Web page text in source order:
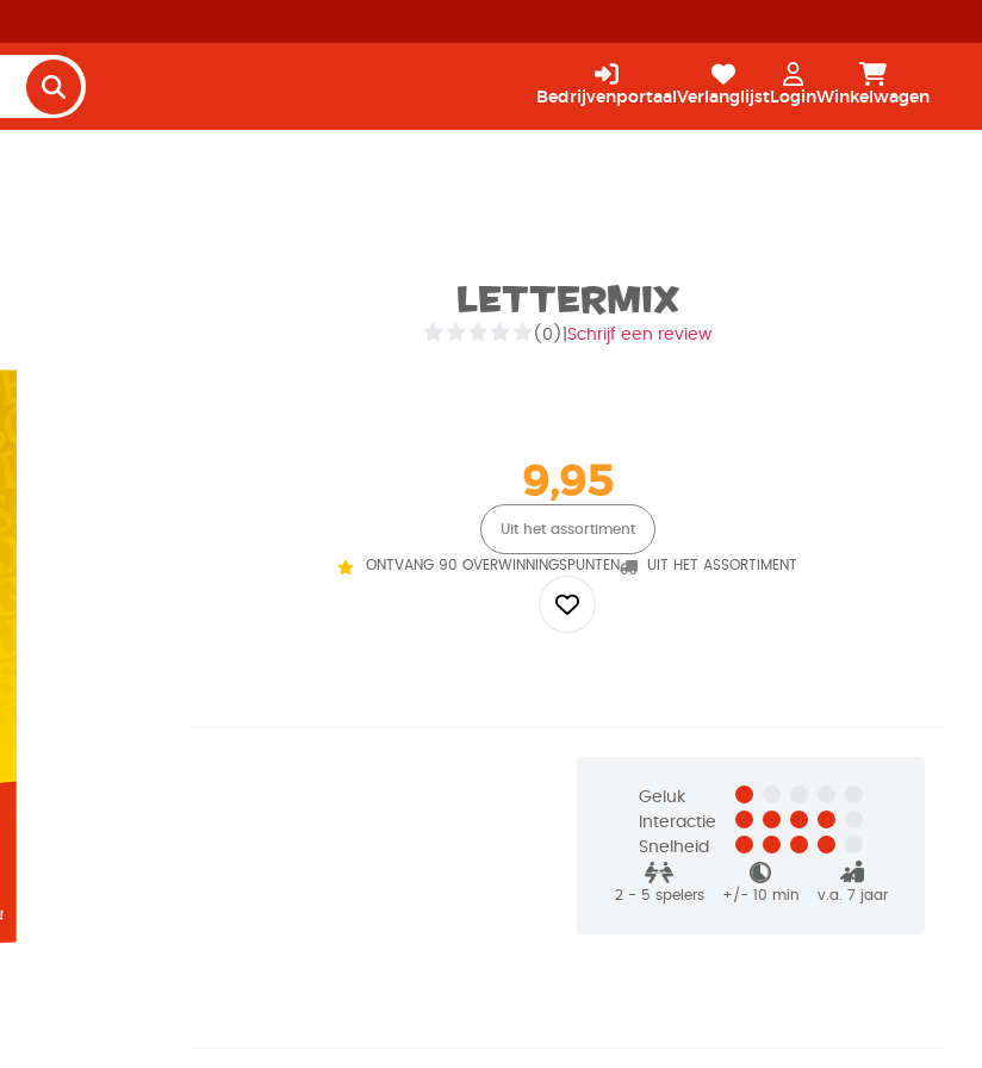
Bedrijvenportaal Verlanglijst LoginWinkelwagen
Lettermix
(0) Schrijf een review
9,95
Uit het assortiment
ONTVANG 90 OVERWINNINGSPUNTEN UIT HET ASSORTIMENT
Geluk
Interactie
Snelheid
2 - 5 spelers +/- 10 min v.a. 7 jaar